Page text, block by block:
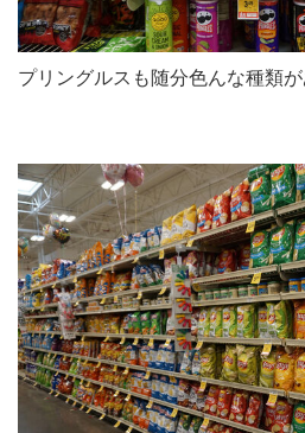
プリングルスも随分色んな種類が